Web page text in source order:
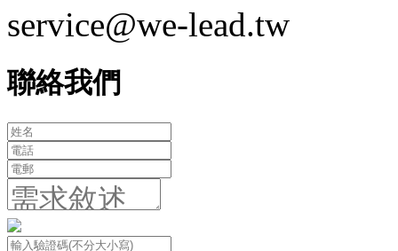
service@we-lead.tw
聯絡我們